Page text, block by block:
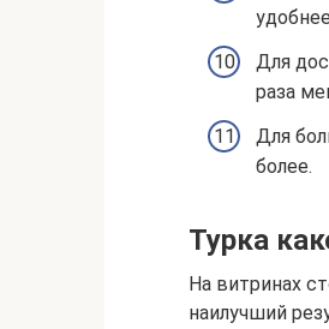
Для
раза
Для
более.
Турка
На витринах
наилучший